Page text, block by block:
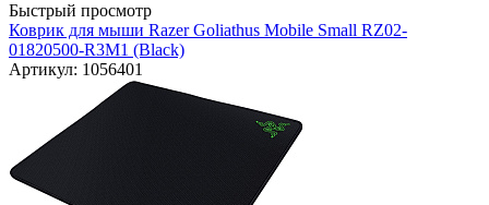
Быстрый просмотр
Коврик для мыши Razer Goliathus Mobile Small RZ02-
01820500-R3M1 (Black)
Артикул: 1056401